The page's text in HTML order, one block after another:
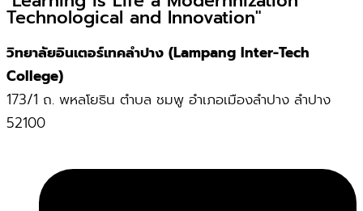
Technological and Innovation"
วิทยาลัยอินเตอร์เทคลำปาง (Lampang Inter-Tech
College)
173/1 ถ. พหลโยธิน ตำบล ชมพู อำเภอเมืองลำปาง ลำปาง
52100